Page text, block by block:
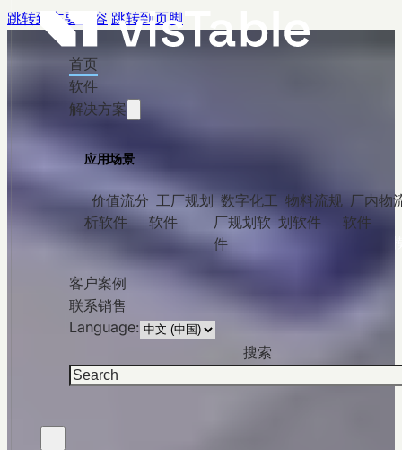
跳转到主要内容 跳转到页脚
首页
软件
解决方案
应用场景
价值流分
析软件
工厂规划
软件
数字化工
厂规划软
件
物料流规
划软件
厂内物
软件
客户案例
联系销售
Language:
搜索
数字化工厂规划的领先软
件
visTable® 将工厂转化为清晰、可视、可支持决策的数字化
型——无需面对 CAD 的复杂性。
免费试用